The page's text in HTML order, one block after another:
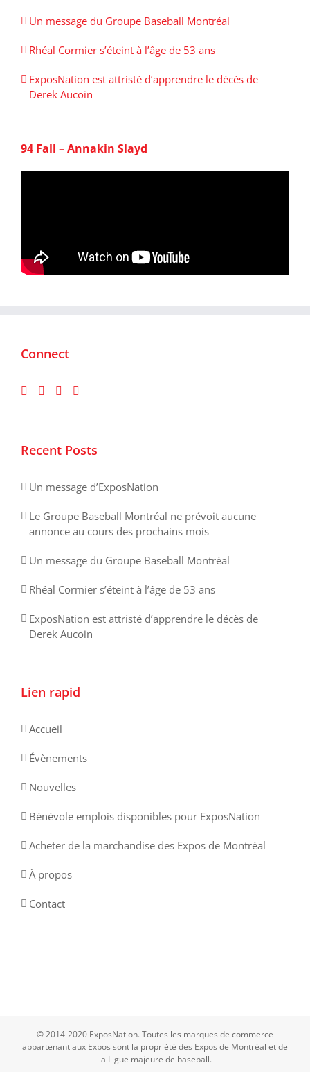
Un message du Groupe Baseball Montréal
Rhéal Cormier s’éteint à l’âge de 53 ans
ExposNation est attristé d’apprendre le décès de
Derek Aucoin
94 Fall – Annakin Slayd
Connect
Recent Posts
Un message d’ExposNation
Le Groupe Baseball Montréal ne prévoit aucune
annonce au cours des prochains mois
Un message du Groupe Baseball Montréal
Rhéal Cormier s’éteint à l’âge de 53 ans
ExposNation est attristé d’apprendre le décès de
Derek Aucoin
Lien rapid
Accueil
Évènements
Nouvelles
Bénévole emplois disponibles pour ExposNation
Acheter de la marchandise des Expos de Montréal
À propos
Contact
© 2014-2020 ExposNation. Toutes les marques de commerce
appartenant aux Expos sont la propriété des Expos de Montréal et de
la Ligue majeure de baseball.